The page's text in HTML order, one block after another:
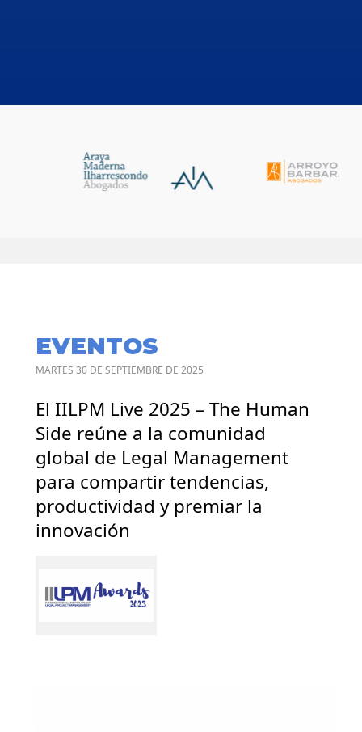
EVENTOS
MARTES 30 DE SEPTIEMBRE DE 2025
El IILPM Live 2025 – The Human
Side reúne a la comunidad
global de Legal Management
para compartir tendencias,
productividad y premiar la
innovación